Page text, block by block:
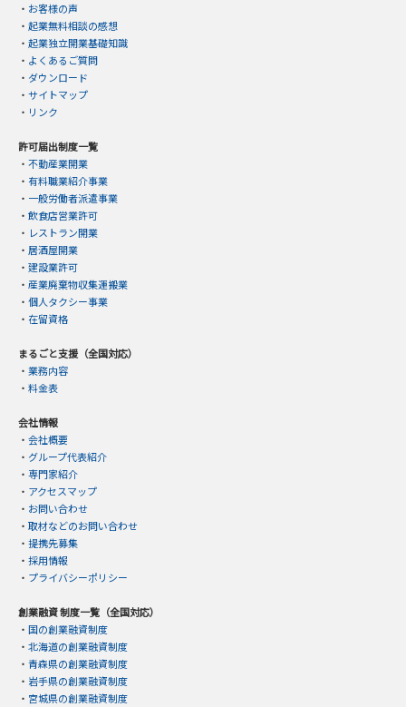
・ お客様の声
・ 起業無料相談の感想
・ 起業独立開業基礎知識
・ よくあるご質問
・ ダウンロード
・ サイトマップ
・ リンク
許可届出制度一覧
・ 不動産業開業
・ 有料職業紹介事業
・ 一般労働者派遣事業
・ 飲食店営業許可
・ レストラン開業
・ 居酒屋開業
・ 建設業許可
・ 産業廃棄物収集運搬業
・ 個人タクシー事業
・ 在留資格
まるごと支援（全国対応）
・ 業務内容
・ 料金表
会社情報
・ 会社概要
・ グループ代表紹介
・ 専門家紹介
・ アクセスマップ
・ お問い合わせ
・ 取材などのお問い合わせ
・ 提携先募集
・ 採用情報
・ プライバシーポリシー
創業融資 制度一覧（全国対応）
・ 国の創業融資制度
・ 北海道の創業融資制度
・ 青森県の創業融資制度
・ 岩手県の創業融資制度
・ 宮城県の創業融資制度